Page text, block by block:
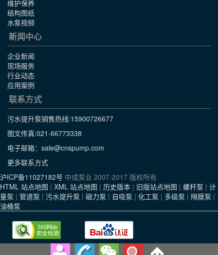
维护保养
结构图纸
水泵视频
新闻中心
企业新闻
现场服务
行业动态
应用案例
联系方式
污水提升泵销售热线:15900726677
图文传真:021-66773338
电子邮箱：sale@cnspump.com
更多联系方式
沪ICP备11027182号 中成泵业 2007-2017 版权所有
HTML 站点地图 | XML 站点地图 | 历史版本 | 旧版站点地图 | 螺杆泵 | 计
量泵 | 管道泵 | 污水提升泵 | 磁力泵 | 自吸泵 | 化工泵 | 多级泵 | 隔膜泵 |
油桶泵